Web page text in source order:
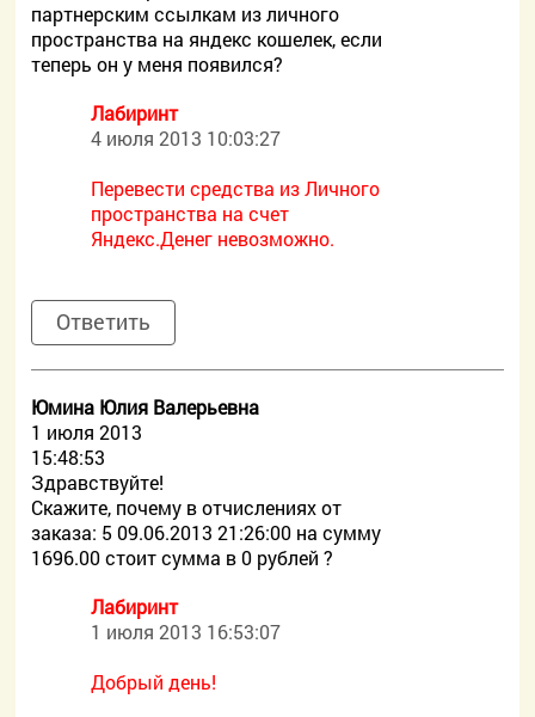
партнерским ссылкам из личного
пространства на яндекс кошелек, если
теперь он у меня появился?
Лабиринт
4 июля 2013 10:03:27
Перевести средства из Личного
пространства на счет
Яндекс.Денег невозможно.
Ответить
Юмина Юлия Валерьевна
1 июля 2013
15:48:53
Здравствуйте!
Скажите, почему в отчислениях от
заказа: 5 09.06.2013 21:26:00 на сумму
1696.00 стоит сумма в 0 рублей ?
Лабиринт
1 июля 2013 16:53:07
Добрый день!